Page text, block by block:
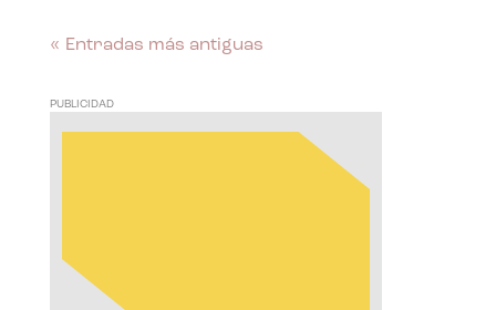
« Entradas más antiguas
PUBLICIDAD